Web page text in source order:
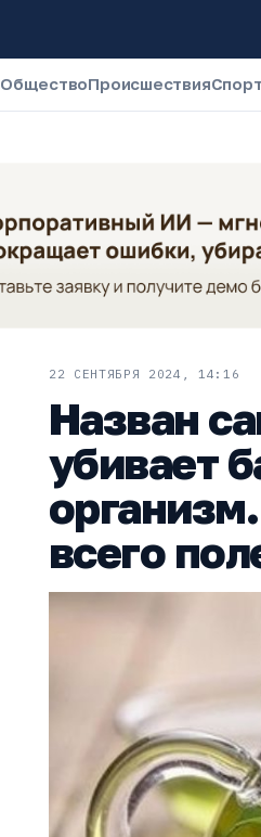
ОбществоПроисшествияСпорт
22 СЕНТЯБРЯ 2024, 14:16
Назван
убивает
всего